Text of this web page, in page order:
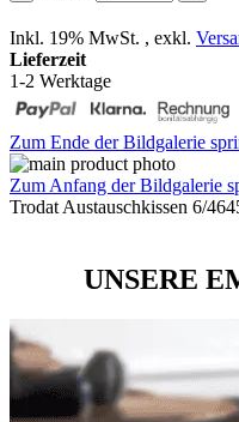
Inkl. 19% MwSt. , exkl.
Lieferzeit
1-2 Werktage
Zum Ende der Bildgalerie
Zum Anfang der Bildgalerie
Trodat Austauschkissen 6/
UNSERE